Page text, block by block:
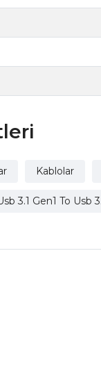
Kablolar
3.1 Gen1 To Usb